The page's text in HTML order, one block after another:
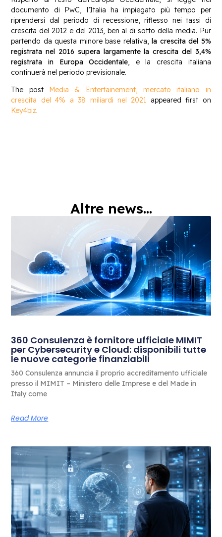
documento di PwC, l’Italia ha impiegato più tempo per
riprendersi dal periodo di recessione, riflesso nei tassi di
crescita del 2012 e del 2013, ben al di sotto della media. Pur
partendo da questa minore base relativa,la crescita del 5%
registrata nel 2016 supera largamente la crescita del 3,4%
registrata in Europa Occidentale, e la crescita italiana
continuerà nel periodo previsionale.
The post
Media & Entertainement, mercato italiano in
crescita del 4% a 38 miliardi nel 2021 appeared first on
Key4biz.
Altre news...
360 Consulenza è fornitore ufficiale MIMIT
per Cybersecurity e Cloud: disponibili tutte
le nuove categorie finanziabili
360 Consulenza annuncia il proprio accreditamento ufficiale
presso il MIMIT – Ministero delle Imprese e del Made in
Italy come
Read More